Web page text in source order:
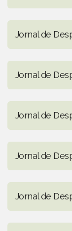
Jornal de
Jornal de
Jornal de
Jornal de
Jornal de